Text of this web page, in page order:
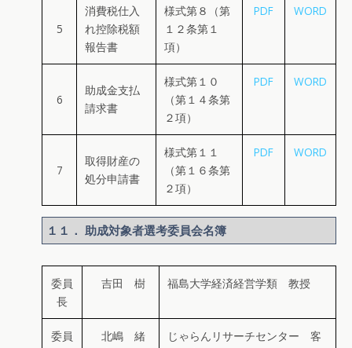
5
消費税仕入
れ控除税額
報告書
様式第８（第
１２条第１
項）
PDF WORD
6
助成金支払
請求書
様式第１０
（第１４条第
２項）
PDF WORD
7
取得財産の
処分申請書
様式第１１
（第１６条第
２項）
PDF WORD
１１． 助成対象者選考委員会名簿
委員
長
吉田 樹 福島大学経済経営学類 教授
委員
北嶋 緒
じゃらんリサーチセンター 客